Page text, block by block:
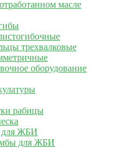
масле
трехвалковые
оборудование
рабицы
для ЖБИ
для ЖБИ